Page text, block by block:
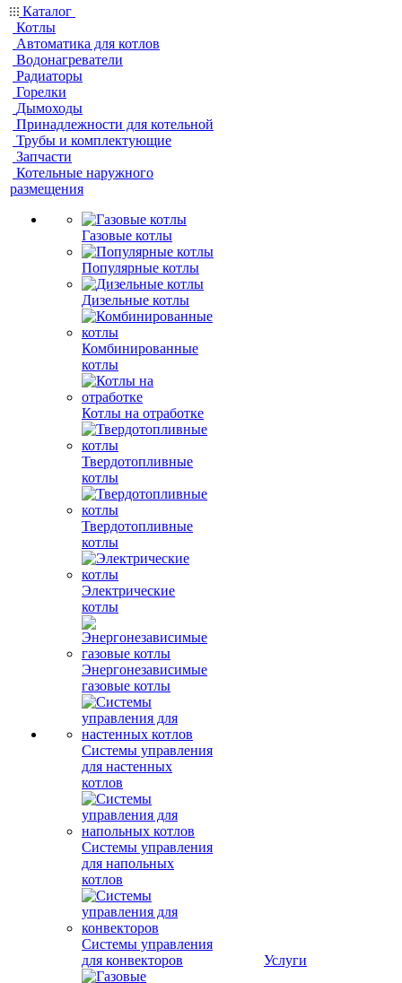
Каталог
Котлы
Автоматика для котлов
Водонагреватели
Радиаторы
Горелки
Дымоходы
Принадлежности для котельной
Трубы и комплектующие
Запчасти
Котельные наружного
размещения
Газовые котлы
Популярные котлы
Дизельные котлы
Комбинированные
котлы
Котлы на отработке
Твердотопливные
котлы
Твердотопливные
котлы
Электрические
котлы
Энергонезависимые
газовые котлы
Системы управления
для настенных
котлов
Системы управления
для напольных
котлов
Системы управления
для конвекторов
Услуги